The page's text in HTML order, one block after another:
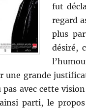
fut
regard
plus
désiré,
une grande
pas avec cette
parti, le